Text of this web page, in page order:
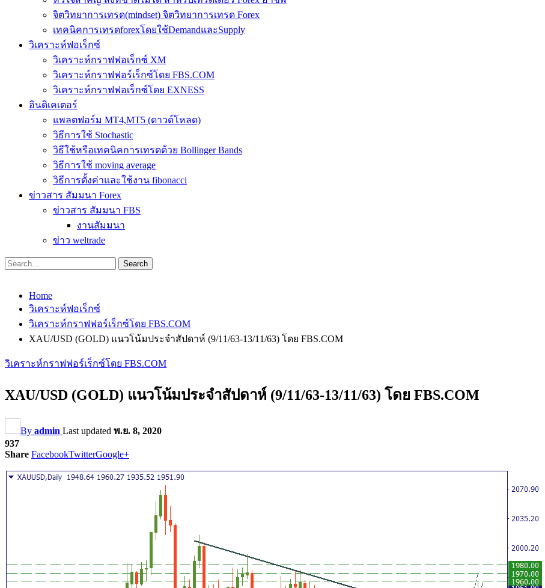
จิตวิทยาการเทรด(mindset) จิตวิทยาการเทรด Forex
เทคนิคการเทรดforexโดยใช้DemandและSupply
วิเคราะห์ฟอเร็กซ์
วิเคราะห์กราฟฟอเร็กซ์ XM
วิเคราะห์กราฟฟอร์เร็กซ์โดย FBS.COM
วิเคราะห์กราฟฟอเร็กซ์โดย EXNESS
อินดิเคเตอร์
แพลตฟอร์ม MT4,MT5 (ดาวด์โหลด)
วิธีการใช้ Stochastic
วิธีใช้หรือเทคนิคการเทรดด้วย Bollinger Bands
วิธีการใช้ moving average
วิธีการตั้งค่าและใช้งาน fibonacci
ข่าวสาร สัมมนา Forex
ข่าวสาร สัมมนา FBS
งานสัมมนา
ข่าว weltrade
Home
วิเคราะห์ฟอเร็กซ์
วิเคราะห์กราฟฟอร์เร็กซ์โดย FBS.COM
XAU/USD (GOLD) แนวโน้มประจำสัปดาห์ (9/11/63-13/11/63) โดย FBS.COM
วิเคราะห์กราฟฟอร์เร็กซ์โดย FBS.COM
XAU/USD (GOLD) แนวโน้มประจำสัปดาห์ (9/11/63-13/11/63) โดย FBS.COM
By admin Last updated พ.ย. 8, 2020
937
Share FacebookTwitterGoogle+